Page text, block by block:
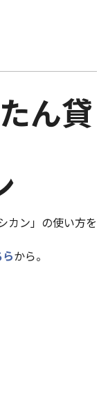
ん貸
カン」の使い方を
から。